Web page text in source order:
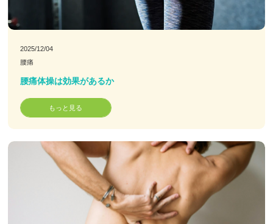
2025/12/04
腰痛
腰痛体操は効果があるか
もっと見る